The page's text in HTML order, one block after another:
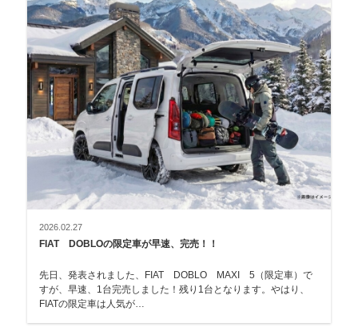
2026.02.27
FIAT DOBLOの限定車が早速、完売！！
先日、発表されました、FIAT DOBLO MAXI 5（限定車）で
すが、早速、1台完売しました！残り1台となります。やはり、
FIATの限定車は人気が…